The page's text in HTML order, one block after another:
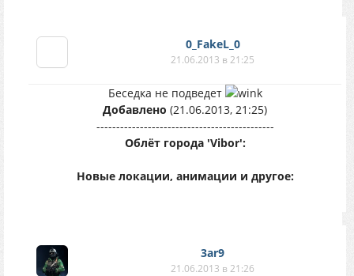
0_FakeL_0
21.06.2013 в 21:25
Беседка не подведет
Добавлено (21.06.2013, 21:25)
---------------------------------------------
Облёт города 'Vibor':
Новые локации, анимации и другое:
3ar9
21.06.2013 в 21:26